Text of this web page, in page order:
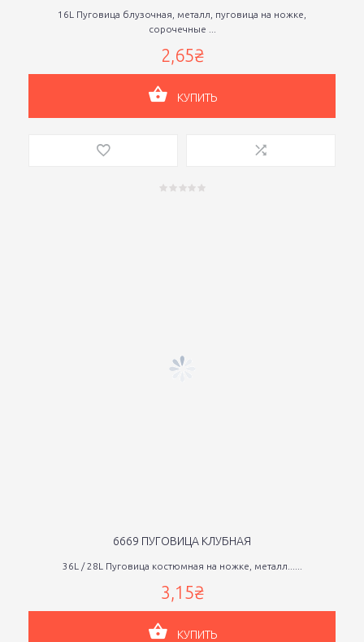
16L Пуговица блузочная, металл, пуговица на ножке,
сорочечные ...
2,65₴
КУПИТЬ
6669 ПУГОВИЦА КЛУБНАЯ
36L / 28L Пуговица костюмная на ножке, металл......
3,15₴
КУПИТЬ